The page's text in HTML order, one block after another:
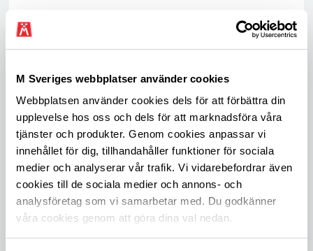
M Sveriges webbplatser använder cookies
Webbplatsen använder cookies dels för att förbättra din
upplevelse hos oss och dels för att marknadsföra våra
tjänster och produkter. Genom cookies anpassar vi
innehållet för dig, tillhandahåller funktioner för sociala
medier och analyserar vår trafik. Vi vidarebefordrar även
cookies till de sociala medier och annons- och
analysföretag som vi samarbetar med. Du godkänner
våra cookies genom att göra dina val nedan.
Som medlem får du rabatt på allt från besiktning,
drivmedel och bil-tillbehör till boende, färjor och
försäkringar hos M Försäkring.
Teknisk rådgivning